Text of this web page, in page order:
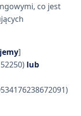
co jest
]
lub